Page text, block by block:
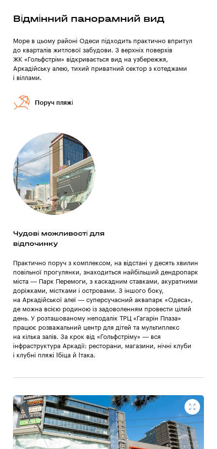
Відмінний панорамний вид
Море в цьому районі Одеси підходить практично впритул
до кварталів житлової забудови. З верхніх поверхів
ЖК «Гольфстрім» відкривається вид на узбережжя,
Аркадійську алею, тихий приватний сектор з котеджами
і віллами.
Поруч пляжі
Чудові можливості для
відпочинку
Практично поруч з комплексом, на відстані у десять хвилин
повільної прогулянки, знаходиться найбільший дендропарк
міста — Парк Перемоги, з каскадним ставками, акуратними
доріжками, містками і островами. З іншого боку,
на Аркадійської алеї — суперсучасний аквапарк «Одеса»,
де можна всією родиною із задоволенням провести цілий
день. У розташованому неподалік ТРЦ «Гагарін Плаза»
працює розважальний центр для дітей та мультиплекс
на кілька залів. За крок від «Гольфстріму» — вся
інфраструктура Аркадії: ресторани, магазини, нічні клуби
і клубні пляжі Ібіца й Ітака.